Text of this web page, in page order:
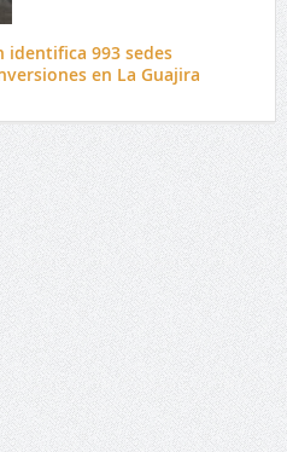
identifica 993 sedes
en La Guajira